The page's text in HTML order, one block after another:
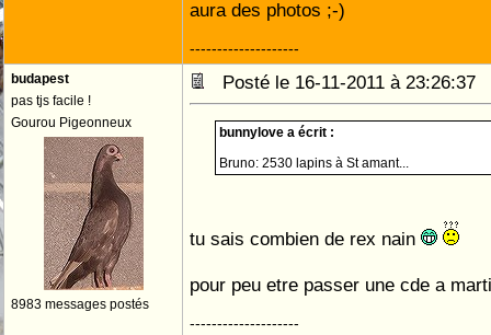
aura des photos ;-)
--------------------
budapest
pas tjs facile !
Gourou Pigeonneux
8983 messages postés
Posté le 16-11-2011 à 23:26:37
bunnylove a écrit :
Bruno: 2530 lapins à St amant...
tu sais combien de rex nain
pour peu etre passer une cde a
--------------------